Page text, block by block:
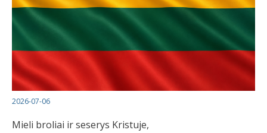
2026-07-06
Mieli broliai ir seserys Kristuje,